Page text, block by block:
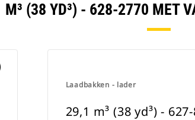
(38 YD³) - 628-2770 MET
Laadbakken - lader
29,1 m³ (38 yd³) -